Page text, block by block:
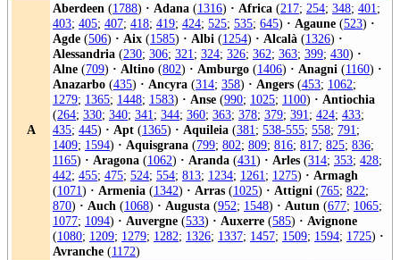
A
Aberdeen (1788) · Adana (1316) · Africa (217; 254; 348; 401;
403; 405; 407; 418; 419; 424; 525; 535; 645) · Agaune (523) ·
Agde (506) · Aix (1585) · Albi (1254) · Alcalà (1326) ·
Alessandria (230; 306; 321; 324; 326; 362; 363; 399; 430) ·
Alne (709) · Altino (802) · Amburgo (1406) · Anagni (1160) ·
Anazarbo (435) · Ancyra (314; 358) · Angers (453; 1062;
1279; 1365; 1448; 1583) · Anse (990; 1025; 1100) · Antiochia
(264; 330; 340; 341; 344; 360; 363; 378; 379; 391; 424; 433;
435; 445) · Apt (1365) · Aquileia (381; 538-555; 558; 791;
1409; 1594) · Aquisgrana (799; 802; 809; 816; 817; 825; 836;
1165) · Aragona (1062) · Aranda (431) · Arles (314; 353; 428;
442; 455; 475; 524; 554; 813; 1234; 1261; 1275) · Armagh
(1071) · Armenia (1342) · Arras (1025) · Attigni (765; 822;
870) · Auch (1068) · Augusta (952; 1548) · Autun (677; 1065;
1077; 1094) · Auvergne (533) · Auxerre (585) · Avignone
(1080; 1209; 1279; 1282; 1326; 1337; 1457; 1509; 1594; 1725) ·
Avranche (1172)